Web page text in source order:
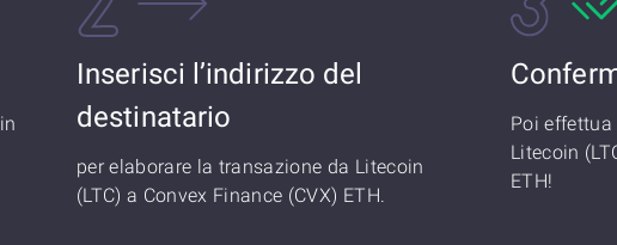
Inserisci l’indirizzo del
destinatario
per elaborare la transazione da Litecoin
(LTC) a Convex Finance (CVX) ETH.
Poi
Litecoin
ETH!